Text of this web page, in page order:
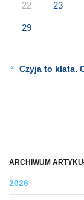
ARCHIWUM
2026
22 23
29
Czyja to klata.